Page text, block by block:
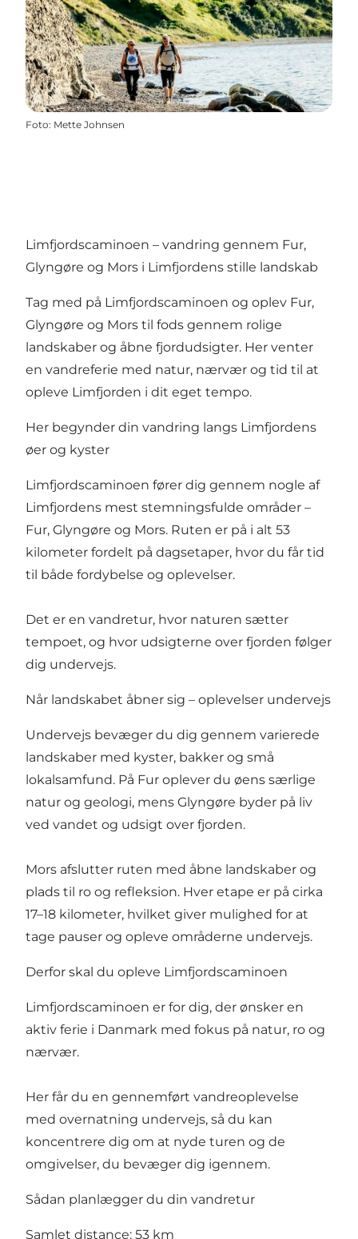
Foto: Mette Johnsen
Limfjordscaminoen – vandring gennem Fur,
Glyngøre og Mors i Limfjordens stille landskab
Tag med på Limfjordscaminoen og oplev Fur,
Glyngøre og Mors til fods gennem rolige
landskaber og åbne fjordudsigter. Her venter
en vandreferie med natur, nærvær og tid til at
opleve Limfjorden i dit eget tempo.
Her begynder din vandring langs Limfjordens
øer og kyster
Limfjordscaminoen fører dig gennem nogle af
Limfjordens mest stemningsfulde områder –
Fur, Glyngøre og Mors. Ruten er på i alt 53
kilometer fordelt på dagsetaper, hvor du får tid
til både fordybelse og oplevelser.
Det er en vandretur, hvor naturen sætter
tempoet, og hvor udsigterne over fjorden følger
dig undervejs.
Når landskabet åbner sig – oplevelser undervejs
Undervejs bevæger du dig gennem varierede
landskaber med kyster, bakker og små
lokalsamfund. På Fur oplever du øens særlige
natur og geologi, mens Glyngøre byder på liv
ved vandet og udsigt over fjorden.
Mors afslutter ruten med åbne landskaber og
plads til ro og refleksion. Hver etape er på cirka
17–18 kilometer, hvilket giver mulighed for at
tage pauser og opleve områderne undervejs.
Derfor skal du opleve Limfjordscaminoen
Limfjordscaminoen er for dig, der ønsker en
aktiv ferie i Danmark med fokus på natur, ro og
nærvær.
Her får du en gennemført vandreoplevelse
med overnatning undervejs, så du kan
koncentrere dig om at nyde turen og de
omgivelser, du bevæger dig igennem.
Sådan planlægger du din vandretur
Samlet distance: 53 km